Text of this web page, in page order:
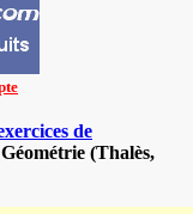
de
(Thalès,